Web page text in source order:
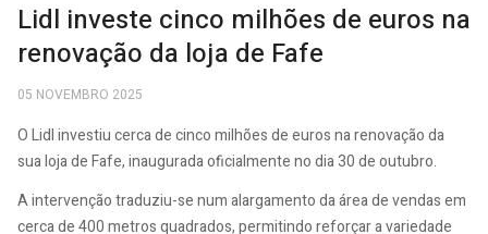
Lidl investe cinco milhões de euros na
renovação da loja de Fafe
05 NOVEMBRO 2025
O Lidl investiu cerca de cinco milhões de euros na renovação da
sua loja de Fafe, inaugurada oficialmente no dia 30 de outubro.
A intervenção traduziu-se num alargamento da área de vendas em
cerca de 400 metros quadrados, permitindo reforçar a variedade